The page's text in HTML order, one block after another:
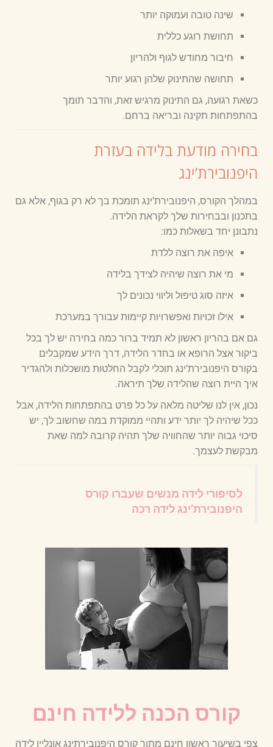
שינה טובה ועמוקה יותר
תחושת רוגע כללית
חיבור מחודש לגוף ולהריון
תחושה שהתינוק שלהן רגוע יותר
כשאת רגועה, גם התינוק מרגיש זאת, והדבר תומך
בהתפתחות תקינה ובריאה ברחם.
בחירה מודעת בלידה בעזרת
היפנובירת’ינג
במהלך הקורס, היפנובירת’ינג תומכת בך לא רק בגוף, אלא גם
בתכנון ובבחירות שלך לקראת הלידה.
נתבונן יחד בשאלות כמו:
איפה את רוצה ללדת
מי את רוצה שיהיה לצידך בלידה
איזה סוג טיפול וליווי נכונים לך
אילו זכויות ואפשרויות קיימות עבורך במערכת
גם אם בהריון ראשון לא תמיד ברור כמה בחירה יש לך בכל
ביקור אצל הרופא או בחדר הלידה, דרך הידע שמקבלים
בקורס היפנובירת’ינג תוכלי לקבל החלטות מושכלות ולהגדיר
איך היית רוצה שהלידה שלך תיראה.
נכון, אין לנו שליטה מלאה על כל פרט בהתפתחות הלידה, אבל
ככל שיהיה לך יותר ידע ותהיי ממוקדת במה שחשוב לך, יש
סיכוי גבוה יותר שהחוויה שלך תהיה קרובה למה שאת
מבקשת לעצמך.
לסיפורי לידה מנשים שעברו קורס
היפנובירת’ינג לידה רכה
קורס הכנה ללידה חינם
צפי בשיעור ראשון חינם מתוך קורס היפנובירתינג אונליין לידה